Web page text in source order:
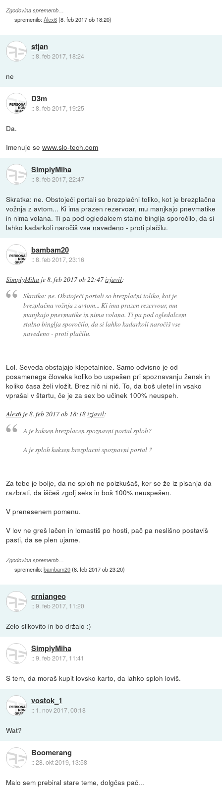
Zgodovina sprememb…
spremenilo:Alex6(8. feb 2017 ob 18:20)
stjan
::8. feb 2017, 18:24
ne
D3m
::8. feb 2017, 19:25
Da.
Imenuje sewww.slo-tech.com
SimplyMiha
::8. feb 2017, 22:47
Skratka: ne. Obstoječi portali so brezplačni toliko, kot je brezplačna
vožnja z avtom... Ki ima prazen rezervoar, mu manjkajo pnevmatike
in nima volana. Ti pa pod ogledalcem stalno binglja sporočilo, da si
lahko kadarkoli naročiš vse navedeno - proti plačilu.
bambam20
::8. feb 2017, 23:16
SimplyMiha je8. feb 2017 ob 22:47izjavil:
Skratka: ne. Obstoječi portali so brezplačni toliko, kot je
brezplačna vožnja z avtom... Ki ima prazen rezervoar, mu
manjkajo pnevmatike in nima volana. Ti pa pod ogledalcem
stalno binglja sporočilo, da si lahko kadarkoli naročiš vse
navedeno - proti plačilu.
Lol. Seveda obstajajo klepetalnice. Samo odvisno je od
posamenega človeka koliko bo uspešen pri spoznavanju žensk in
koliko časa želi vložit. Brez nič ni nič. To, da boš uletel in vsako
vprašal v štartu, če je za sex bo učinek 100% neuspeh.
Alex6 je8. feb 2017 ob 18:18izjavil:
A je kaksen brezplacen spoznavni portal sploh?
A je sploh kaksen brezplacni spoznavni portal ?
Za tebe je bolje, da ne sploh ne poizkušaš, ker se že iz pisanja da
razbrati, da iščeš zgolj seks in boš 100% neuspešen.
V prenesenem pomenu.
V lov ne greš lačen in lomastiš po hosti, pač pa neslišno postaviš
pasti, da se plen ujame.
Zgodovina sprememb…
spremenilo:bambam20(8. feb 2017 ob 23:20)
crniangeo
::9. feb 2017, 11:20
Zelo slikovito in bo držalo :)
SimplyMiha
::9. feb 2017, 11:41
S tem, da moraš kupit lovsko karto, da lahko sploh loviš.
vostok_1
:: 1. nov 2017, 00:18
Wat?
Boomerang
::28. okt 2019, 13:58
Malo sem prebiral stare teme, dolgčas pač...